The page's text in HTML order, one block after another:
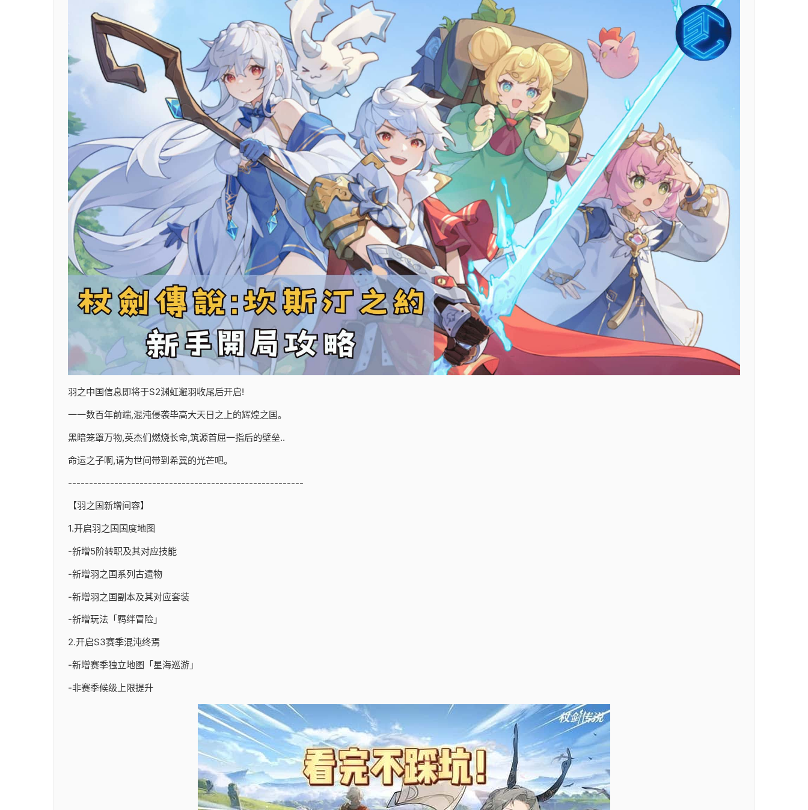
羽之中国信息即将于S2渊虹邂羽收尾后开启!
一一数百年前端,混沌侵袭毕高大天日之上的辉煌之国。
黑暗笼罩万物,英杰们燃烧长命,筑源首屈一指后的壁垒..
命运之子啊,请为世间带到希冀的光芒吧。
--------------------------------------------------------
【羽之国新增间容】
1.开启羽之国国度地图
-新增5阶转职及其对应技能
-新增羽之国系列古遗物
-新增羽之国副本及其对应套装
-新增玩法「羁绊冒险」
2.开启S3赛季混沌终焉
-新增赛季独立地图「星海巡游」
-非赛季候级上限提升